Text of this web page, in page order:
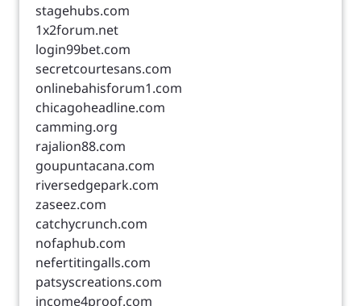
stagehubs.com
1x2forum.net
login99bet.com
secretcourtesans.com
onlinebahisforum1.com
chicagoheadline.com
camming.org
rajalion88.com
goupuntacana.com
riversedgepark.com
zaseez.com
catchycrunch.com
nofaphub.com
nefertitingalls.com
patsyscreations.com
income4proof.com